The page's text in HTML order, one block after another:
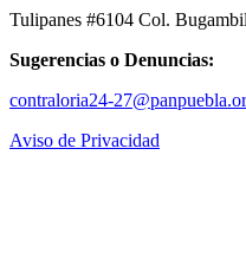
Tulipanes #6104 Col.
Sugerencias o Denuncias:
contraloria24-
Aviso de Privacidad